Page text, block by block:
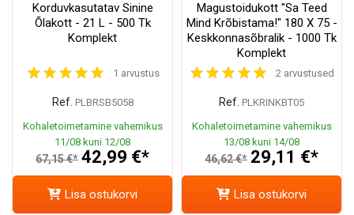
Korduvkasutatav Sinine
Õlakott - 21 L - 500 Tk
Komplekt
1 arvustus
Ref. PLBRSB5058
Kohaletoimetamine vahemikus
11/08 kuni 12/08
67,15 €* 42,99 €*
Lisa ostukorvi
Magustoidukott "Sa Teed
Mind Krõbistama!" 180 X 75 -
Keskkonnasõbralik - 1000 Tk
Komplekt
2 arvustused
Ref. PLKRINKBT05
Kohaletoimetamine vahemikus
13/08 kuni 14/08
46,62 €* 29,11 €*
Lisa ostukorvi